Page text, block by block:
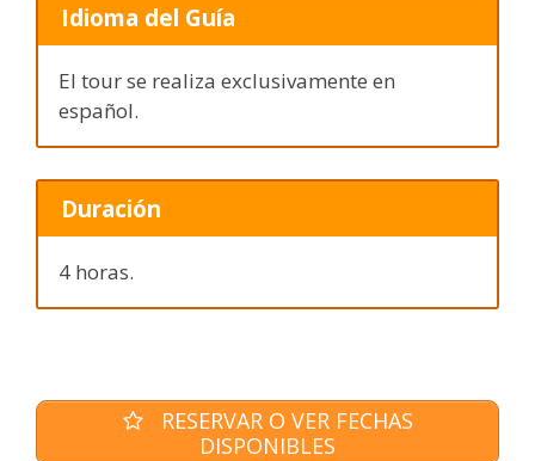
Idioma del Guía
El tour se realiza exclusivamente en
español.
Duración
4 horas.
RESERVAR O VER FECHAS
DISPONIBLES